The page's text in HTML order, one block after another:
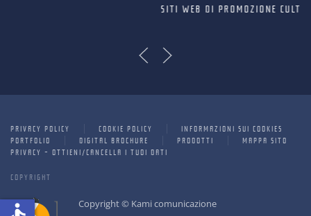
SITI WEB DI PROMOZIONE CULTURALE
PRIVACY POLICY COOKIE POLICY
INFORMAZIONI SUI COOKIES
PORTFOLIO
DIGITAL BROCHURE PRODOTTI
MAPPA SITO
PRIVACY - OTTIENI/CANCELLA I TUOI DATI
COPYRIGHT
Copyright © Kami comunicazione